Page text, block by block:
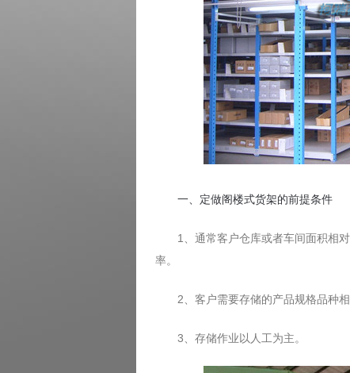
一、定做阁楼式货架的前提条件
1、通常客户仓库或者车间面积相对
率。
2、客户需要存储的产品规格品种相
3、存储作业以人工为主。